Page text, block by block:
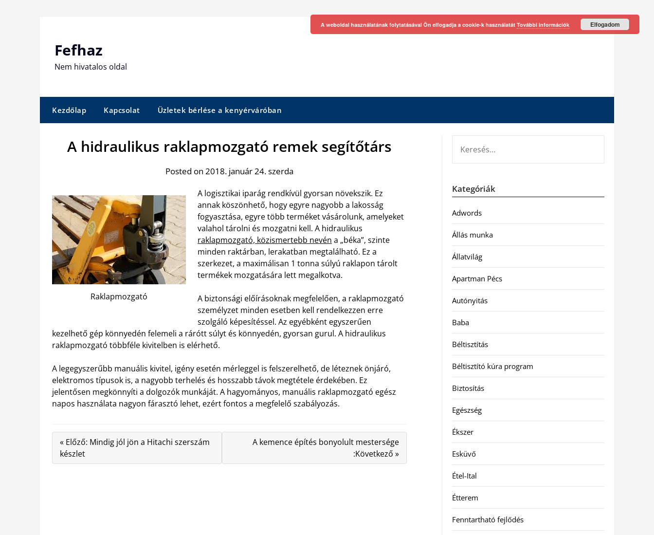
Fefhaz
Nem hivatalos oldal
Kezdőlap Kapcsolat Üzletek bérlése a kenyérváróban
A hidraulikus raklapmozgató remek segítőtárs
Posted on 2018. január 24. szerda
Raklapmozgató
A logisztikai iparág rendkívül gyorsan növekszik. Ez
annak köszönhető, hogy egyre nagyobb a lakosság
fogyasztása, egyre több terméket vásárolunk, amelyeket
valahol tárolni és mozgatni kell. A hidraulikus
raklapmozgató, közismertebb nevén a „béka”, szinte
minden raktárban, lerakatban megtalálható. Ez a
szerkezet, a maximálisan 1 tonna súlyú raklapon tárolt
termékek mozgatására lett megalkotva.
A biztonsági előírásoknak megfelelően, a raklapmozgató
személyzet minden esetben kell rendelkezzen erre
szolgáló képesítéssel. Az egyébként egyszerűen
kezelhető gép könnyedén felemeli a rárótt súlyt és könnyedén, gyorsan gurul. A hidraulikus
raklapmozgató többféle kivitelben is elérhető.
A legegyszerűbb manuális kivitel, igény esetén mérleggel is felszerelhető, de léteznek önjáró,
elektromos típusok is, a nagyobb terhelés és hosszabb távok megtétele érdekében. Ez
jelentősen megkönnyíti a dolgozók munkáját. A hagyományos, manuális raklapmozgató egész
napos használata nagyon fárasztó lehet, ezért fontos a megfelelő szabályozás.
« Előző: Mindig jól jön a Hitachi szerszám
készlet
A kemence építés bonyolult mestersége
:Következő »
Kategóriák
Adwords
Állás munka
Állatvilág
Apartman Pécs
Autónyitás
Baba
Béltisztítás
Béltisztító kúra program
Biztosítás
Egészség
Ékszer
Esküvő
Étel-Ital
Étterem
Fenntartható fejlődés
A weboldal használatának folytatásával Ön elfogadja a cookie-k használatát További információk Elfogadom